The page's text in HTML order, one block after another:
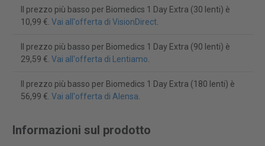
Il prezzo più basso per Biomedics 1 Day Extra (30 lenti) è
10,99 €. Vai all'offerta di VisionDirect.
Il prezzo più basso per Biomedics 1 Day Extra (90 lenti) è
29,59 €. Vai all'offerta di Lentiamo.
Il prezzo più basso per Biomedics 1 Day Extra (180 lenti) è
56,99 €. Vai all'offerta di Alensa.
Informazioni sul prodotto